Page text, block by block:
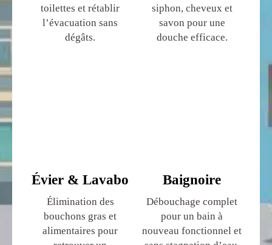
toilettes et rétablir
l’évacuation sans
dégâts.
Évier & Lavabo
Élimination des
bouchons gras et
alimentaires pour
siphon, cheveux et
savon pour une
douche efficace.
Baignoire
Débouchage complet
pour un bain à
nouveau fonctionnel et